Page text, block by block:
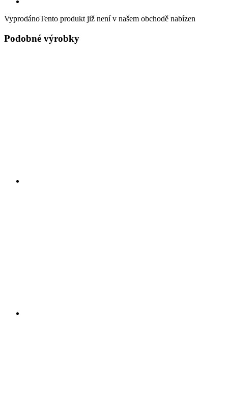
VyprodánoTento produkt již není v našem obchodě nabízen
Podobné výrobky